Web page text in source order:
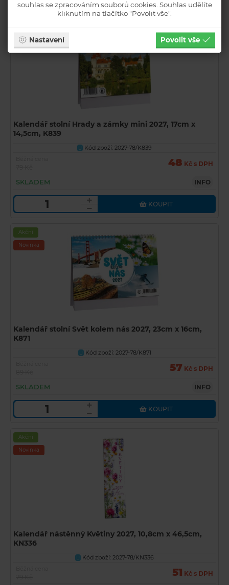
souhlas se zpracováním souborů cookies. Souhlas udělíte
kliknutím na tlačítko "Povolit vše".
Nastavení Povolit vše
Novinka
Kalendář stolní Hrady a zámky mini 2027, 17cm x
14,5cm, K839
U
Kód zboží: 2027-78/K839
48 Kč s DPH
SKLADEM INFO
KOUPIT
Akční
Novinka
Kalendář stolní Svět kolem nás 2027, 23cm x 16cm,
K871
U Kód zboží: 2027-78/K871
57 Kč s DPH
SKLADEM INFO
KOUPIT
Akční
Novinka
Kalendář nástěnný Květiny 2027, 10,8cm x 46,5cm,
KN336
U
Kód zboží: 2027-78/KN336
51 Kč s DPH